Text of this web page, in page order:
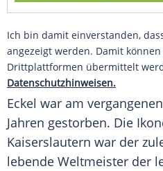
Ich bin damit einverstanden,
angezeigt werden. Damit
Drittplattformen übermittelt
Datenschutzhinweisen.
Eckel war am
Jahren gestorben. Die
Kaiserslautern war der
lebende Weltmeister der